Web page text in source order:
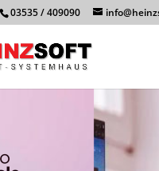
03535 / 409090